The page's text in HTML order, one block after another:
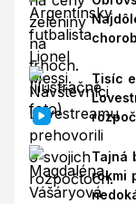
Tisíc
Tajná
rokmi